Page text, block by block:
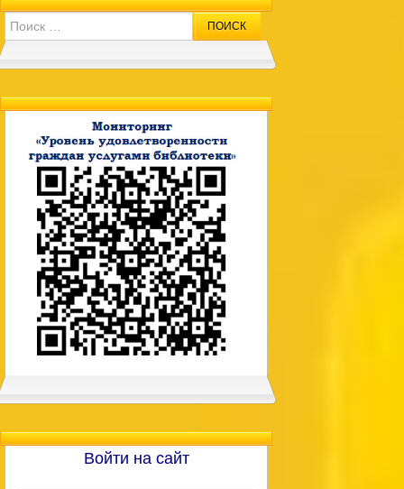
Search for:
Войти на сайт